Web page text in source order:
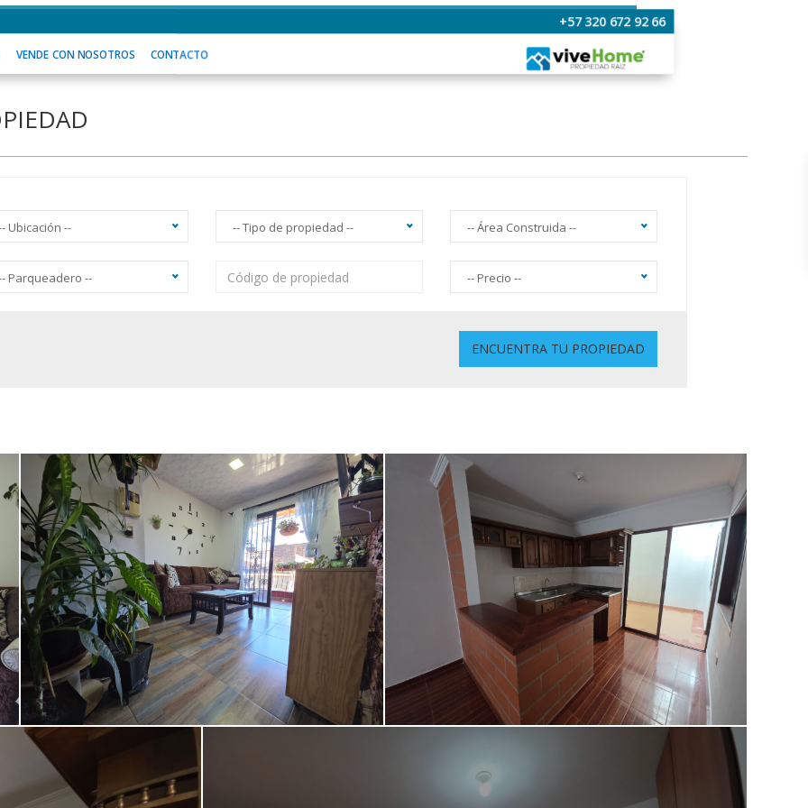
+57 320 672 92 66
VENDE CON NOSOTROS CONTACTO
Ubicación -- -- Tipo de propiedad -- -- Área Construida --
Parqueadero -- -- Precio --
Amoblado Transporte público
Turco Sauna Cancha Deportiva
ENCUENTRA TU PROPIEDAD